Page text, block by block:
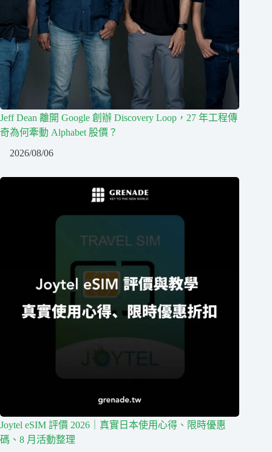
Jeff Dean 離開 Google 創辦 Discovery Loop，27 年工程傳
奇為何牽動 Alphabet 股價？
2026/08/06
Joytel eSIM 評價 2026｜真實日本使用心得、限時優惠
碼、8 月活動整理